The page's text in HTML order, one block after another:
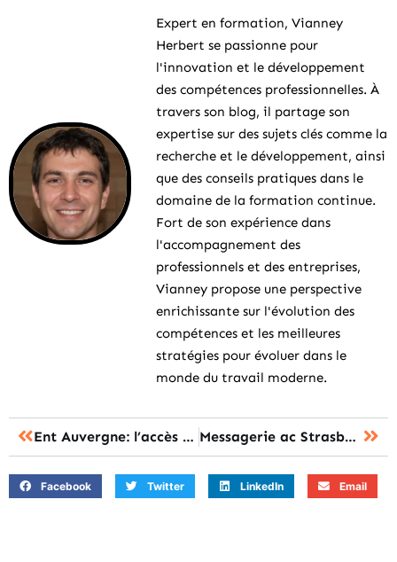
Expert en formation, Vianney
Herbert se passionne pour
l'innovation et le développement
des compétences professionnelles. À
travers son blog, il partage son
expertise sur des sujets clés comme la
recherche et le développement, ainsi
que des conseils pratiques dans le
domaine de la formation continue.
Fort de son expérience dans
l'accompagnement des
professionnels et des entreprises,
Vianney propose une perspective
enrichissante sur l'évolution des
compétences et les meilleures
stratégies pour évoluer dans le
monde du travail moderne.
Ent Auvergne: l’accès via EduConnect, que faire en cas d’échec ? Messagerie ac Strasbourg : le moyen le plus simple pour se connecter ?
Facebook Twitter LinkedIn Email